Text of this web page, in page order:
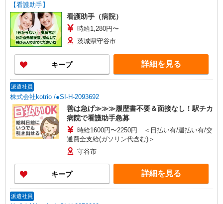
【看護助手】
看護助手（病院）
時給1,280円〜
茨城県守谷市
キープ 詳細を見る
派遣社員
株式会社kotrio /●SI-H-2093692
善は急げ≫≫≫履歴書不要＆面接なし！駅チカ
病院で看護助手急募
時給1600円〜2250円 ＜日払い有/週払い有/交
通費全支給(ガソリン代含む)＞
守谷市
キープ 詳細を見る
派遣社員